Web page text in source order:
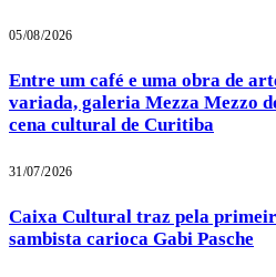
05/08/2026
Entre um café e uma obra de
variada, galeria Mezza Mezzo
cena cultural de Curitiba
31/07/2026
Caixa Cultural traz pela
sambista carioca Gabi Pasche